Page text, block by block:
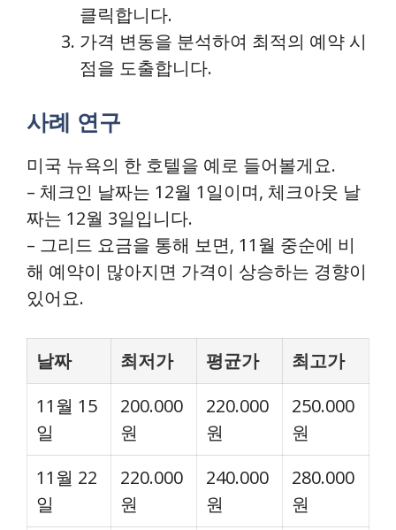
클릭합니다.
가격 변동을 분석하여 최적의 예약 시
점을 도출합니다.
사례 연구
미국 뉴욕의 한 호텔을 예로 들어볼게요.
– 체크인 날짜는 12월 1일이며, 체크아웃 날
짜는 12월 3일입니다.
– 그리드 요금을 통해 보면, 11월 중순에 비
해 예약이 많아지면 가격이 상승하는 경향이
있어요.
날짜 최저가 평균가
최고가
11월 15
일
200.000
원
220.000
원
250.000
원
11월 22
일
220.000
원
240.000
원
280.000
원